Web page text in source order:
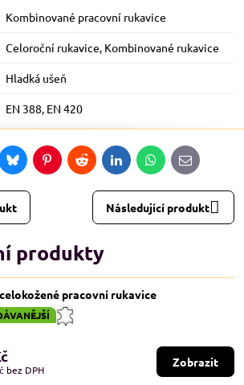
Kombinované pracovní rukavice
Celoroční rukavice, Kombinované rukavice
Hladká ušeň
EN 388, EN 420
BlueskyPinterestRedditLinkedInWhatsApp
E-
mail
Následující produkt
produkty
celokožené pracovní rukavice
bez DPH
Zobrazit